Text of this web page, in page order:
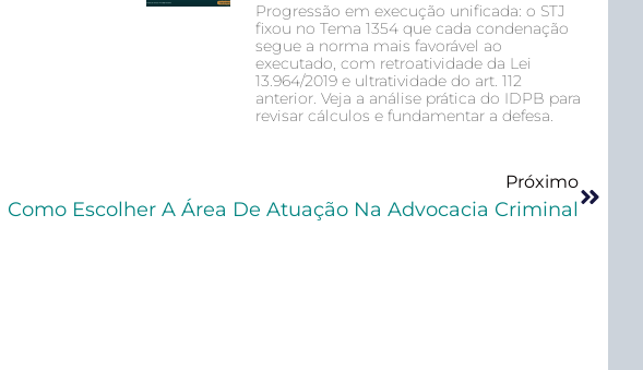
Progressão em execução unificada: o STJ
fixou no Tema 1354 que cada condenação
segue a norma mais favorável ao
executado, com retroatividade da Lei
13.964/2019 e ultratividade do art. 112
anterior. Veja a análise prática do IDPB para
revisar cálculos e fundamentar a defesa.
Próximo
Como Escolher A Área De Atuação Na Advocacia Criminal